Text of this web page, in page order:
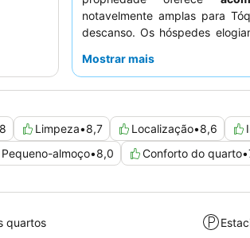
notavelmente amplas para
descanso. Os hóspedes
pequeno-almoço
Mostrar mais
Limpeza•8,7 Localização•8,6
Pequeno-almoço•8,0 Conforto do quarto•
quartos